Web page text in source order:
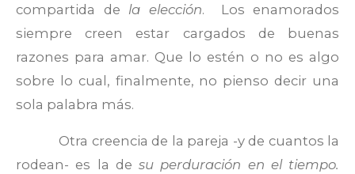
compartida de la elección. Los enamorados
siempre creen estar cargados de buenas
razones para amar. Que lo estén o no es algo
sobre lo cual, finalmente, no pienso decir una
sola palabra más.
Otra creencia de la pareja -y de cuantos la
rodean- es la de su perduración en el tiempo.